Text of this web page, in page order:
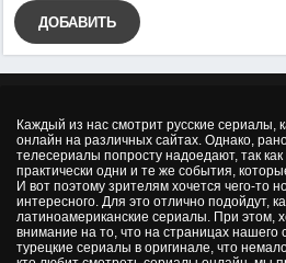
ДОБАВИТЬ
Каждый из нас смотрит русские сериалы,
онлайн на различных сайтах. Однако,
телесериалы попросту надоедают, так
практически одни и те же события,
И вот поэтому зрителям хочется чего-то
интересного. Для это отлично подойдут,
латиноамериканские сериалы. При этом,
внимание на то, что на страницах нашего
турецкие сериалы в оригинале, что